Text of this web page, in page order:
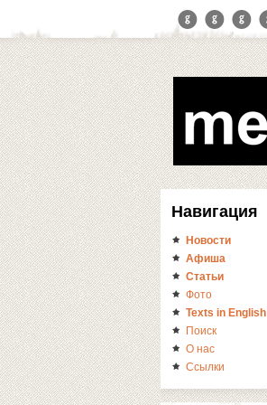
Навигация
Новости
Афиша
Статьи
Фото
Texts in English
Поиск
О нас
Ссылки